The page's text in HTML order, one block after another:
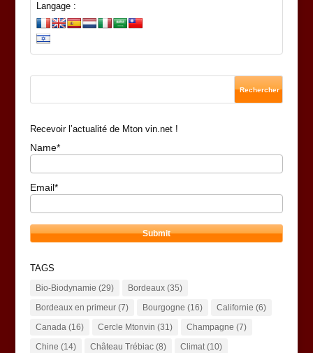
Langage :
Recevoir l’actualité de Mton vin.net !
Name*
Email*
TAGS
Bio-Biodynamie (29) Bordeaux(35)
Bordeaux en primeur(7) Bourgogne (16) Californie (6)
Canada(16) Cercle Mtonvin (31) Champagne (7)
Chine (14) Château Trébiac(8) Climat(10)